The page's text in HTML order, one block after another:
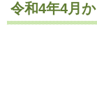
令和4年4月